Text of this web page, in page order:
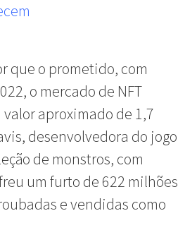
que o prometido, com
o mercado de NFT
aproximado de 1,7
desenvolvedora do jogo
de monstros, com
um furto de 622 milhões
e vendidas como